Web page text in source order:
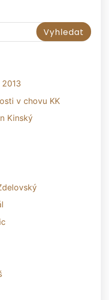
v chovu KK
Kinský